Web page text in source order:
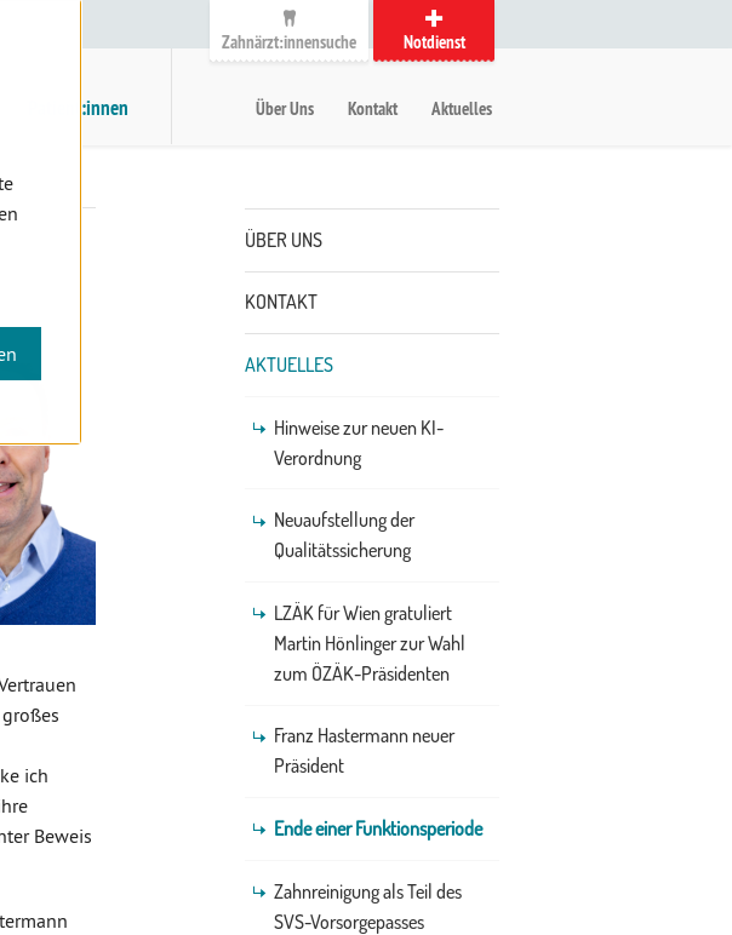
Zahnärzt:innensuche
Notdienst
Hauptmenü
Patient:innen
Metanavigation
Über Uns Kontakt Aktuelles
ich
Beweis
ÜBER UNS
KONTAKT
AKTUELLES
Hinweise zur neuen KI-
Verordnung
Neuaufstellung der
Qualitätssicherung
LZÄK für Wien gratuliert
Martin Hönlinger zur Wahl
zum ÖZÄK-Präsidenten
Franz Hastermann neuer
Präsident
Ende einer Funktionsperiode
Zahnreinigung als Teil des
SVS-Vorsorgepasses